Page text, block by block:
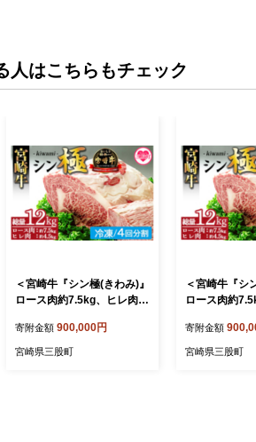
人はこちらもチェック
＜宮崎牛『シン極(きわみ)』
ロース肉約7.5kg、ヒレ肉約
産ブランド牛 牛肉 おすすめ
黒毛和牛 国産牛肉 和牛 人
寄附金額 900,000円
宮崎県三股町
＜宮崎牛『シ
ロース肉約
産ブランド牛
黒毛和牛 国産
寄附金額
宮崎県三股町